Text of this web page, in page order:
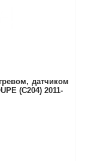
датчиком
(C204) 2011-